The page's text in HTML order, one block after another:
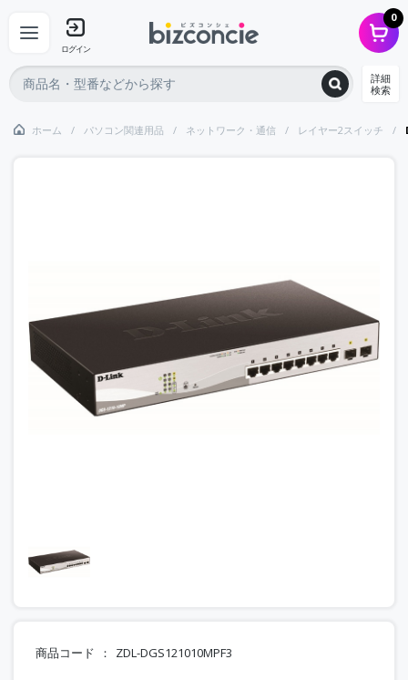
ログイン
0
詳細
検索
ホーム パソコン関連用品 ネットワーク・通信 レイヤー2スイッチ
商品コード ZDL-DGS121010MPF3